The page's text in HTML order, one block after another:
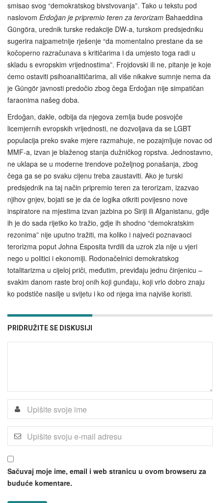
smisao svog “demokratskog bivstvovanja”. Tako u tekstu pod
naslovom Erdoǧan je pripremio teren za terorizam Bahaeddina
Güngöra, urednik turske redakcije DW-a, turskom predsjedniku
sugerira najpametnije rješenje “da momentalno prestane da se
kočoperno razračunava s kritičarima i da umjesto toga radi u
skladu s evropskim vrijednostima”. Frojdovski ili ne, pitanje je koje
ćemo ostaviti psihoanalitičarima, ali više nikakve sumnje nema da
je Güngör javnosti predočio zbog čega Erdoǧan nije simpatičan
faraonima našeg doba.
Erdoǧan, dakle, odbija da njegova zemlja bude posvojče
licemjernih evropskih vrijednosti, ne dozvoljava da se LGBT
populacija preko svake mjere razmahuje, ne pozajmljuje novac od
MMF-a, izvan je blaženog stanja dužničkog ropstva. Jednostavno,
ne uklapa se u moderne trendove poželjnog ponašanja, zbog
čega ga se po svaku cijenu treba zaustaviti. Ako je turski
predsjednik na taj način pripremio teren za terorizam, izazvao
njihov gnjev, bojati se je da će logika otkriti povijesno nove
inspiratore na mjestima izvan jazbina po Siriji ili Afganistanu, gdje
ih je do sada rijetko ko tražio, gdje ih shodno “demokratskim
rezonima” nije uputno tražiti, ma koliko i najveći poznavaoci
terorizma poput Johna Esposita tvrdili da uzrok zla nije u vjeri
nego u politici i ekonomiji. Rodonačelnici demokratskog
totalitarizma u cijeloj priči, međutim, previđaju jednu činjenicu –
svakim danom raste broj onih koji gunđaju, koji vrlo dobro znaju
ko podstiče nasilje u svijetu i ko od njega ima najviše koristi.
PRIDRUŽITE SE DISKUSIJI
Sačuvaj moje ime, email i web stranicu u ovom browseru za
buduće komentare.